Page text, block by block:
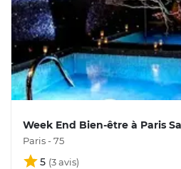
Week End Bien-être à Paris
Paris - 75
5